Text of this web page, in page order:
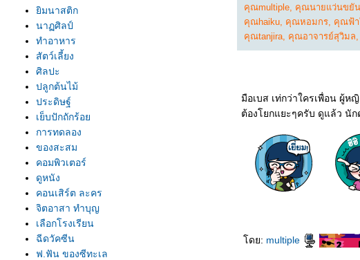
ิมนาสติก
นาฏศิลป์
ทำอาหาร
สัตว์เลี้ยง
ศิลปะ
ปลูกต้นไม้
ประดิษฐ์
เย็บปักถักร้อ
การทดลอง
ของสะสม
คอมพิวเตอร์
ดูหนัง
คอนเสิร์ต ละคร
จิตอาสา ทำบุญ
เลือกโรงเรียน
ฉีดวัคซีน
ฟ.ฟัน ของซีทะเล
คุณmultiple, คุณนายแว่นขยัน
คุณhaiku, คุณหอมกร, คุณฟ้า
คุณtanjira, คุณอาจารย์สุวิมล,
มือเบส เท่กว่าใครเพื่อน ผู้ห
ต้องโยกแยะๆครับ ดูแล้ว นั
ดย: multiple